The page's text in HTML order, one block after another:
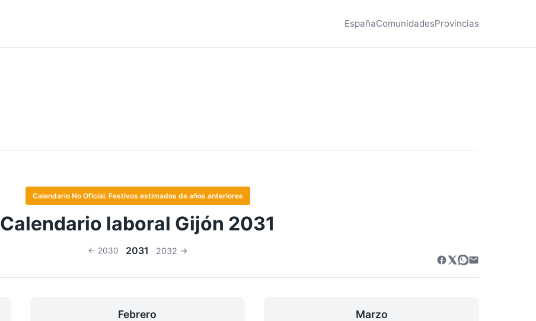
EspañaComunidadesProvincias
Calendario No Oficial. Festivos estimados de años anteriores
Calendario laboral Gijón 2031
← 2030 2031 2032 →
Febrero Marzo